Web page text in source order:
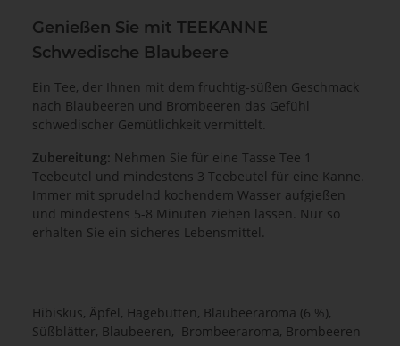
Genießen Sie mit TEEKANNE
Schwedische Blaubeere
Ein Tee, der Ihnen mit dem fruchtig-süßen Geschmack
nach Blaubeeren und Brombeeren das Gefühl
schwedischer Gemütlichkeit vermittelt.
Zubereitung: Nehmen Sie für eine Tasse Tee 1
Teebeutel und mindestens 3 Teebeutel für eine Kanne.
Immer mit sprudelnd kochendem Wasser aufgießen
und mindestens 5-8 Minuten ziehen lassen. Nur so
erhalten Sie ein sicheres Lebensmittel.
Hibiskus, Äpfel, Hagebutten, Blaubeeraroma (6 %),
Süßblätter, Blaubeeren, Brombeeraroma, Brombeeren